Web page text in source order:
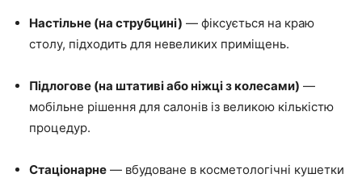
Настільне (на струбцині) — фіксується на краю
столу, підходить для невеликих приміщень.
Підлогове (на штативі або ніжці з колесами) —
мобільне рішення для салонів із великою кількістю
процедур.
Стаціонарне — вбудоване в косметологічні кушетки